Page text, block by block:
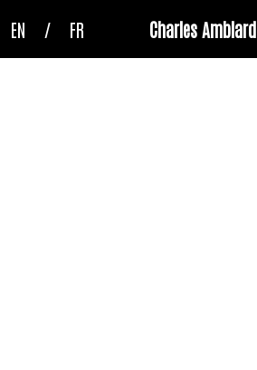
Charles Amblard
EN / FR